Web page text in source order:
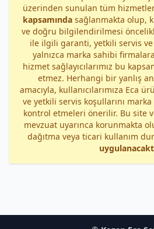
üzerinden sunulan tüm
kapsamındasağlanmakta olup,
ve doğru bilgilendirilmesi öncelikli
ile ilgili garanti, yetkili servis
yalnızca marka sahibi
hizmet sağlayıcılarımız bu
etmez. Herhangi bir yanlış
amacıyla, kullanıcılarımıza Eca
ve yetkili servis koşullarını
kontrol etmeleri önerilir. Bu site
mevzuat uyarınca korunmakta
dağıtma veya ticari kullanım